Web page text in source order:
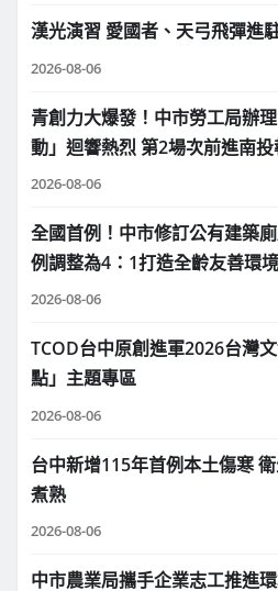
漢光演習 愛國者、天弓飛彈進
2026-08-06
青創力大爆發！中市勞工局辦
動」迴響熱烈 第2場次前進南投
2026-08-06
全國首例！中市修訂公有建築
例調整為4：1打造全齡友善環境
2026-08-06
TCOD台中原創進軍2026台灣
點」主題專區
2026-08-06
台中新增115年首例本土傷寒
煮熟
2026-08-06
中市農業局攜手企業志工推進